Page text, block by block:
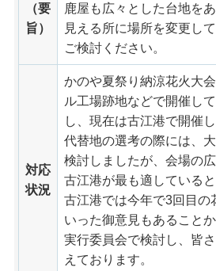
（要
旨）
鹿屋も広々とした台地を
見える所に場所を変更し
ご検討ください。
対応
状況
かのや夏祭り納涼花火大
ル工場跡地などで開催し
し、現在は古江港で開催し
代替地の選考の際には、
検討しましたが、会場の
古江港が最も適している
古江港では今年で3回目の
いった御意見もあること
実行委員会で検討し、皆
えております。